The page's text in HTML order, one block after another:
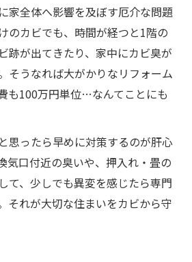
家全体へ影響を及ぼす厄介な問題
のカビでも、時間が経つと1階の
跡が出てきたり、家中にカビ臭が
そうなれば大がかりなリフォーム
も100万円単位…なんてことにも
思ったら早めに対策するのが肝心
気口付近の臭いや、押入れ・畳の
て、少しでも異変を感じたら専門
それが大切な住まいをカビから守